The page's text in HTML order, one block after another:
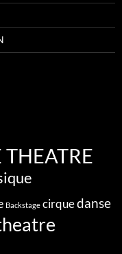
Backstage cirquedanse